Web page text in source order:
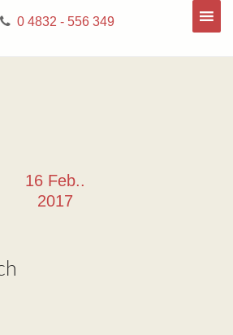
0 4832 - 556 349
16 Feb..
2017